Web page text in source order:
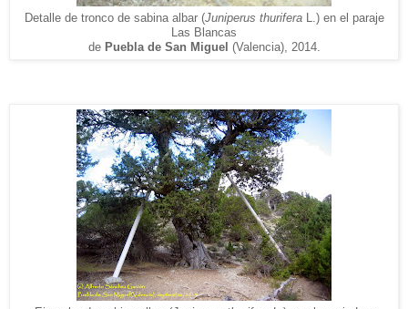
Detalle de tronco de sabina albar (Juniperus thuriferaL.) en el paraje
Las Blancas
de Puebla de San Miguel (Valencia), 2014.